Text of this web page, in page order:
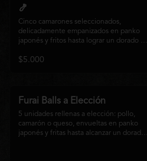
🍤
Cinco camarones seleccionados,
delicadamente empanizados en panko
japonés y fritos hasta lograr un dorado
por dentro, acompañados de nuestra
nikkei.
$5.000
Furai Balls a Elección
5 unidades rellenas a elección: pollo,
camarón o queso, envueltas en panko
japonés y fritas hasta alcanzar un dorado